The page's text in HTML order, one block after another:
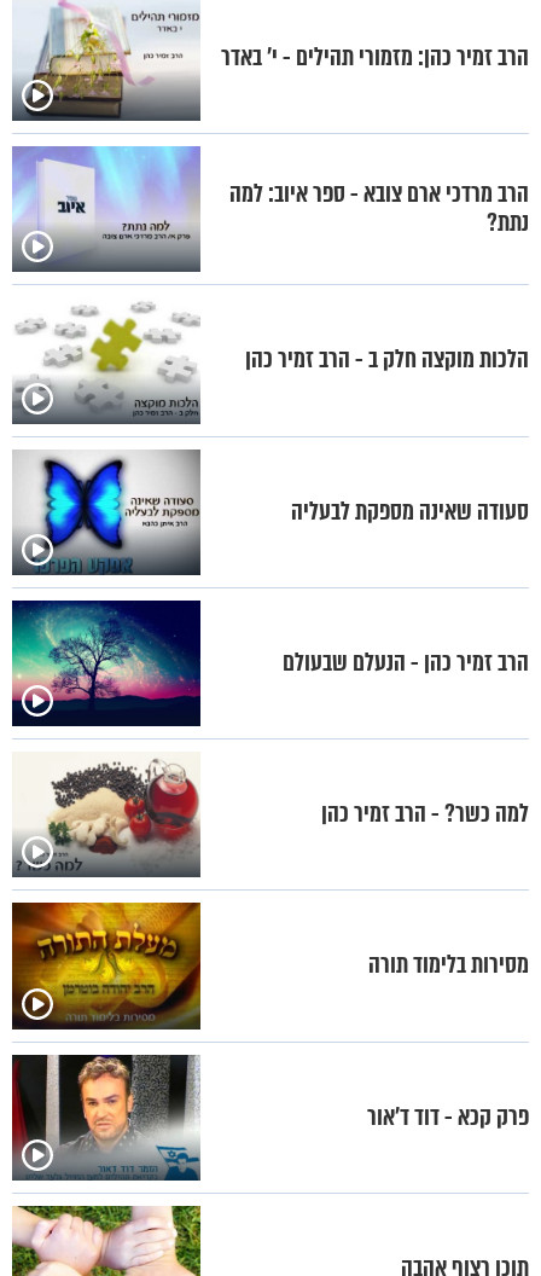
הרב זמיר כהן: מזמורי תהילים - י’ באדר
הרב מרדכי ארם צובא - ספר איוב: למה
נתת?
הלכות מוקצה חלק ב - הרב זמיר כהן
סעודה שאינה מספקת לבעליה
הרב זמיר כהן - הנעלם שבעולם
למה כשר? - הרב זמיר כהן
מסירות בלימוד תורה
פרק קכא - דוד ד’אור
תוכו רצוף אהבה